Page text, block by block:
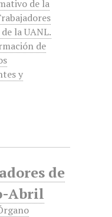
de la
la UANL.
de
y
de
Abril